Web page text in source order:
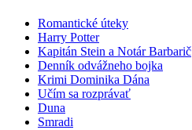
Romantické úteky
Harry Potter
Kapitán Stein a Notár Barbarič
Denník odvážneho bojka
Krimi Dominika Dána
Učím sa rozprávať
Duna
Smradi